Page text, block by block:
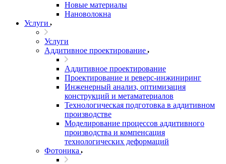
Новые материалы
Нановолокна
Услуги
Услуги
Аддитивное проектирование
Аддитивное проектирование
Проектирование и реверс-инжиниринг
Инженерный анализ, оптимизация
конструкций и метаматериалов
Технологическая подготовка в аддитивном
производстве
Моделирование процессов аддитивного
производства и компенсация
технологических деформаций
Фотоника